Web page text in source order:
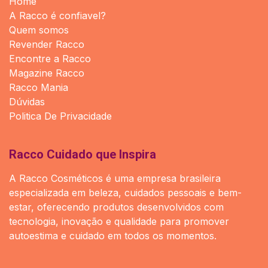
A Racco é confiavel?
Quem somos
Revender Racco
Encontre a Racco
Magazine Racco
Racco Mania
Dúvidas
Politica De Privacidade
Racco Cuidado que Inspira
A Racco Cosméticos é uma empresa brasileira
especializada em beleza, cuidados pessoais e bem-
estar, oferecendo produtos desenvolvidos com
tecnologia, inovação e qualidade para promover
autoestima e cuidado em todos os momentos.